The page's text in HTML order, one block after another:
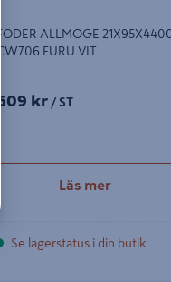
FODER ALLMOGE
CW706 FURU VIT
609 kr / ST
Läs mer
Se lagerstatus i din butik